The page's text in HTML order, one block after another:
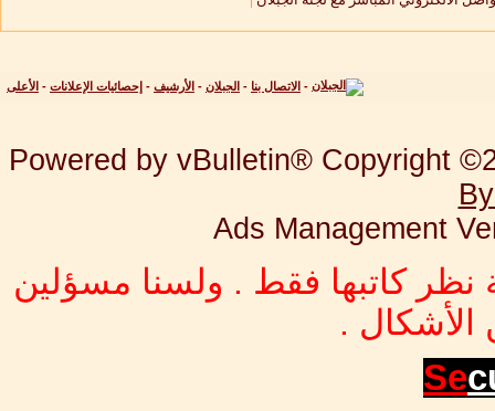
- الاتصال بنا - الجبلان - الأرشيف - إحصائيات الإعلانات - الأعلى
Powered by vBulletin® Copyright
Ads Management
نظر كاتبها فقط . ولسنا مسؤلين
.
Se